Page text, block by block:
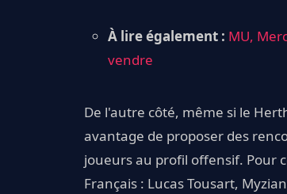
À lire également : MU,
vendre
De l'autre côté, même si le
avantage de proposer des
joueurs au profil offensif. Pour
Français : Lucas Tousart,